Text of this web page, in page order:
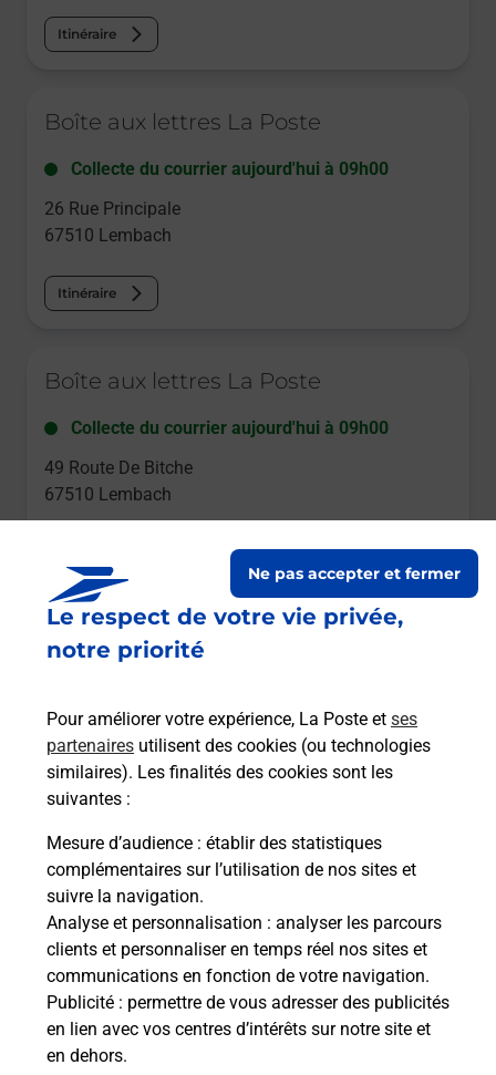
Le respect de votre vie privée,
notre priorité
Pour améliorer votre expérience, La Poste et ses
partenaires utilisent des cookies (ou technologies
similaires). Les finalités des cookies sont les
suivantes :
Mesure d’audience : établir des statistiques
complémentaires sur l’utilisation de nos sites et
suivre la navigation.
Analyse et personnalisation : analyser les parcours
clients et personnaliser en temps réel nos sites et
communications en fonction de votre navigation.
Publicité : permettre de vous adresser des publicités
en lien avec vos centres d’intérêts sur notre site et
en dehors.
Ne pas accepter et fermer
Itinéraire
Boîte aux lettres La Poste
Collecte du courrier aujourd'hui à 09h00
26 Rue Principale
67510 Lembach
Itinéraire
Boîte aux lettres La Poste
Collecte du courrier aujourd'hui à 09h00
49 Route De Bitche
67510 Lembach
Boîte aux lettres La Poste
2 Route De Bitche
67510 Lembach
Le lien s'ouvre dans un nouvel onglet
Boîte aux lettres La Poste
Collecte du courrier aujourd'hui à 09h00
7 Rue Principale
67510 Lembach
Le lien s'ouvre dans un nouvel onglet